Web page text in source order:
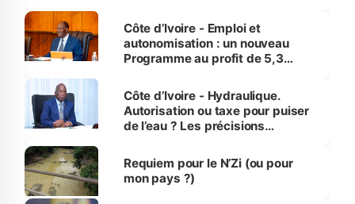
et Yamoussoukro
Côte d’Ivoire - Emploi et
autonomisation : un nouveau
Programme au profit de 5,3
Côte d’Ivoire - Hydraulique.
Autorisation ou taxe pour puiser
de l’eau ? Les précisions
Requiem pour le N’Zi (ou pour
mon pays ?)